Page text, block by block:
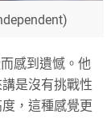
感到遺憾。他
是沒有挑戰性
，這種感覺更